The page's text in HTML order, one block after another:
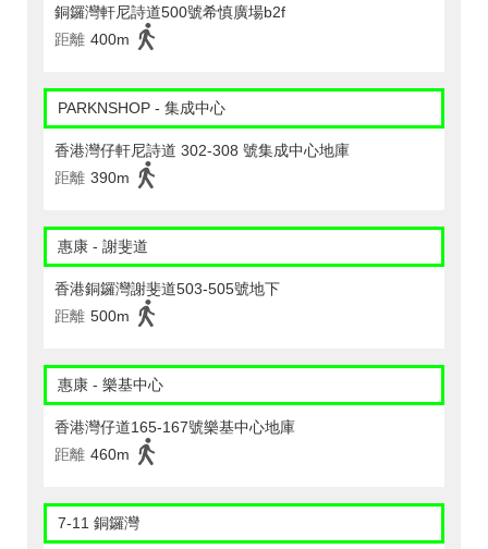
銅鑼灣軒尼詩道500號希慎廣場b2f
距離 400m
PARKNSHOP - 集成中心
香港灣仔軒尼詩道 302-308 號集成中心地庫
距離 390m
惠康 - 謝斐道
香港銅鑼灣謝斐道503-505號地下
距離 500m
惠康 - 樂基中心
香港灣仔道165-167號樂基中心地庫
距離 460m
7-11 銅鑼灣